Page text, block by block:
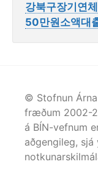
강북구장기연
50만원소액대
© Stofnun
fræðum 2002-
á BÍN-vefnum
aðgengileg,